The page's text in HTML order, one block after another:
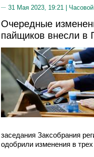
31 Мая 2023, 19:21 |
Очередные
пайщиков внесли в
заседания Заксобрания
одобрили изменения в